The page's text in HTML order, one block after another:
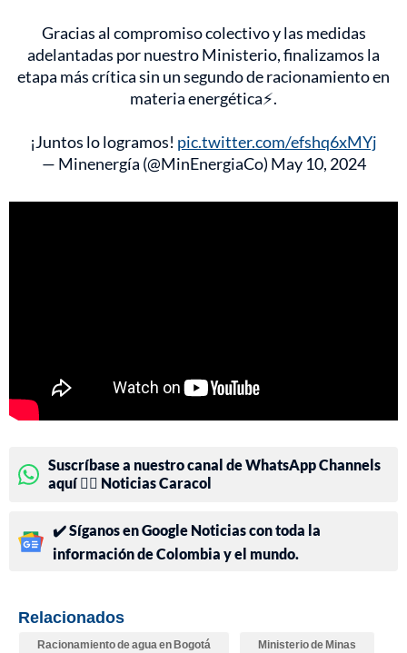
Gracias al compromiso colectivo y las medidas
adelantadas por nuestro Ministerio, finalizamos la
etapa más crítica sin un segundo de racionamiento en
materia energética⚡.
¡Juntos lo logramos! pic.twitter.com/efshq6xMYj
— Minenergía (@MinEnergiaCo) May 10, 2024
Suscríbase a nuestro canal de WhatsApp Channels
aquí 👉🏻 Noticias Caracol
✔️ Síganos en Google Noticias con toda la
información de Colombia y el mundo.
Relacionados
Racionamiento de agua en Bogotá Ministerio de Minas